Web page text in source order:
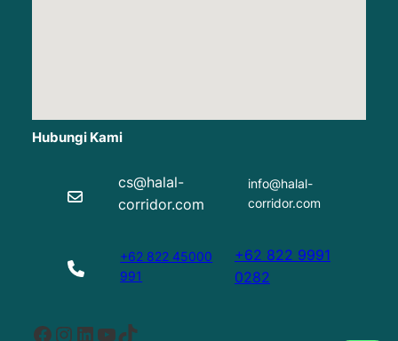
Hubungi Kami
cs@halal-
corridor.com
info@halal-
corridor.com
+62 822 45000
991
+62 822 9991
0282
Facebook Instagram LinkedIn YouTube TikTok